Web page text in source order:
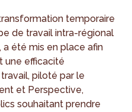
temporaire
de travail intra-régional
a été mis en place afin
une efficacité
piloté par le
et Perspective,
souhaitant prendre